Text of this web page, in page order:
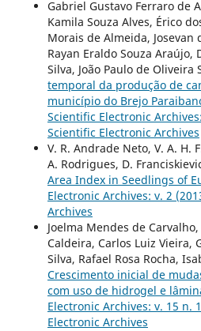
Gabriel Gustavo Ferraro de
Kamila Souza Alves, Érico
Morais de Almeida, Josevan
Rayan Eraldo Souza Araújo,
Silva, João Paulo de Oliveira
temporal da produção de
município do Brejo
Scientific Electronic
Scientific Electronic Archives
V. R. Andrade Neto, V. A. H.
A. Rodrigues, D.
Area Index in Seedlings of
Electronic Archives: v. 2
Archives
Joelma Mendes de
Caldeira, Carlos Luiz Vieira,
Silva, Rafael Rosa Rocha,
Crescimento inicial de
com uso de hidrogel e
Electronic Archives: v. 15 n.
Electronic Archives